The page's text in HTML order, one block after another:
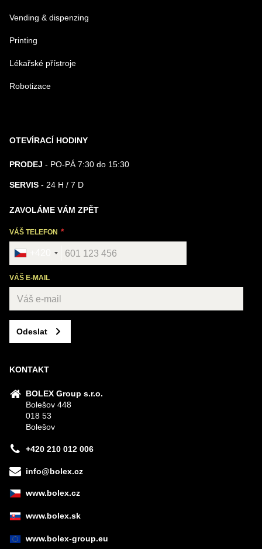
Vending & dispenzing
Printing
Lékařské přístroje
Robotizace
OTEVÍRACÍ HODINY
PRODEJ - PO-PÁ 7:30 do 15:30
SERVIS - 24 H / 7 D
ZAVOLÁME VÁM ZPĚT
VÁŠ TELEFON
VÁŠ E-MAIL
Odeslat
KONTAKT
BOLEX Group s.r.o.
Bolešov 448
018 53
Bolešov
+420 210 012 006
info@bolex.cz
www.bolex.cz
www.bolex.sk
www.bolex-group.eu